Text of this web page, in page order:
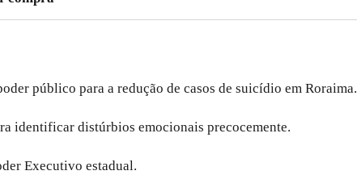
público para a redução de casos de suicídio em Roraima.
identificar distúrbios emocionais precocemente.
Executivo estadual.